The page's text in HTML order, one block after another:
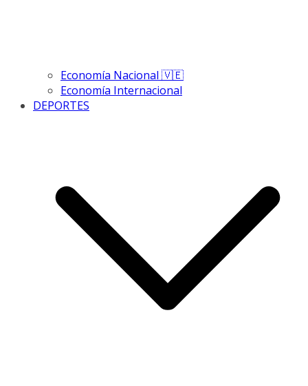
Economía Nacional 🇻🇪
Economía Internacional
DEPORTES